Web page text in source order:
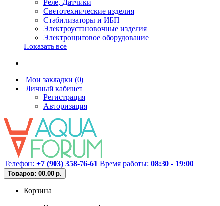
Реле, Датчики
Светотехнические изделия
Стабилизаторы и ИБП
Электроустановочные изделия
Электрощитовое оборудование
Показать все
Мои закладки (0)
Личный кабинет
Регистрация
Авторизация
Телефон: +7 (903) 358-76-61 Время работы: 08:30 - 19:00
Товаров: 00.00 р.
Корзина